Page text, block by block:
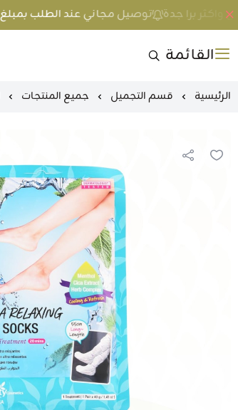
توصيل مجاني عند الطلب بمبلغ 100 ريال واكثر داخل جدة و 200 ريال واكثر برا جدة
القائمة
الرئيسية قسم التجميل جميع المنتجات